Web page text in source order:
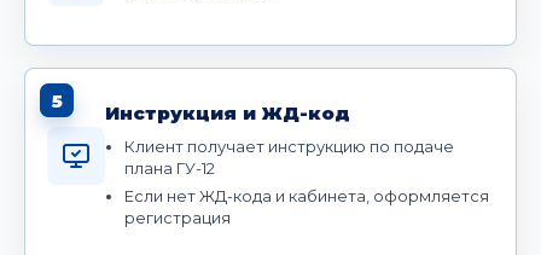
5
Инструкция и ЖД-код
Клиент получает инструкцию по подаче
плана ГУ-12
Если нет ЖД-кода и кабинета, оформляется
регистрация